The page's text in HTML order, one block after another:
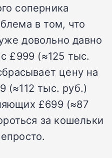
соперника
в том, что
довольно давно
£999 (≈125 тыс.
цену на
(≈112 тыс. руб.)
£699 (≈87
за кошельки